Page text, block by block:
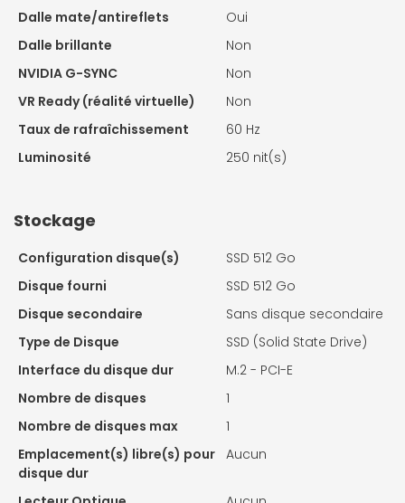
Dalle mate/antireflets
Oui
Dalle brillante
Non
NVIDIA G-SYNC
Non
VR Ready (réalité virtuelle)
Non
Taux de rafraîchissement
60 Hz
Luminosité
250 nit(s)
Stockage
Configuration disque(s)
SSD 512 Go
Disque fourni
SSD 512 Go
Disque secondaire
Sans disque secondaire
Type de Disque
SSD (Solid State Drive)
Interface du disque dur
M.2 - PCI-E
Nombre de disques
1
Nombre de disques max
1
Emplacement(s) libre(s) pour
disque dur
Aucun